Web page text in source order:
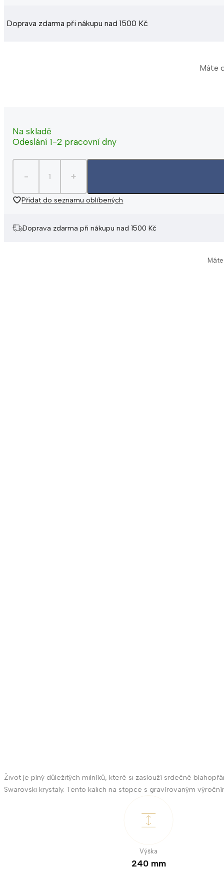
Doprava zdarma při nákupu nad 1500 Kč
Máte
Na skladě
Odeslání 1-2 pracovní dny
Přidat do seznamu oblíbených
Doprava zdarma při nákupu nad 1500 Kč
Život je plný důležitých milníků, které si zaslouží srdečné
Swarovski krystaly. Tento kalich na stopce s gravírovaným
Výška
240 mm